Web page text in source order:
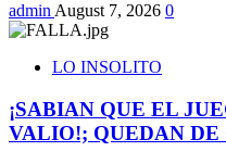
admin August 7, 2026 0
LO INSOLITO
¡SABIAN QUE EL
VALIO!; QUEDAN DE